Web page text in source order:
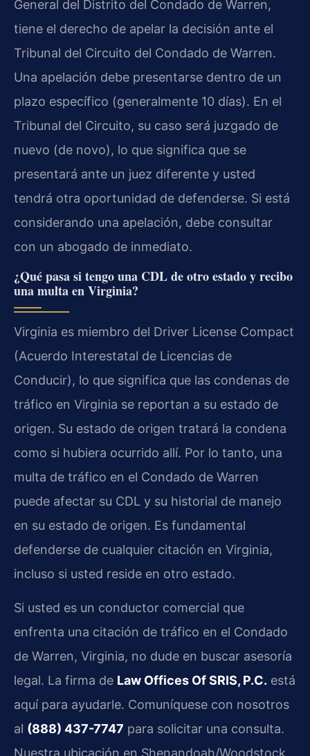
General del Distrito del Condado de Warren,
tiene el derecho de apelar la decisión ante el
Tribunal del Circuito del Condado de Warren.
Una apelación debe presentarse dentro de un
plazo específico (generalmente 10 días). En el
Tribunal del Circuito, su caso será juzgado de
nuevo (de novo), lo que significa que se
presentará ante un juez diferente y usted
tendrá otra oportunidad de defenderse. Si está
considerando una apelación, debe consultar
con un abogado de inmediato.
¿Qué pasa si tengo una CDL de otro estado y recibo
una multa en Virginia?
Virginia es miembro del Driver License Compact
(Acuerdo Interestatal de Licencias de
Conducir), lo que significa que las condenas de
tráfico en Virginia se reportan a su estado de
origen. Su estado de origen tratará la condena
como si hubiera ocurrido allí. Por lo tanto, una
multa de tráfico en el Condado de Warren
puede afectar su CDL y su historial de manejo
en su estado de origen. Es fundamental
defenderse de cualquier citación en Virginia,
incluso si usted reside en otro estado.
Si usted es un conductor comercial que
enfrenta una citación de tráfico en el Condado
de Warren, Virginia, no dude en buscar asesoría
legal. La firma de Law Offices Of SRIS, P.C. está
aquí para ayudarle. Comuníquese con nosotros
al (888) 437-7747 para solicitar una consulta.
Nuestra ubicación en Shenandoah/Woodstock